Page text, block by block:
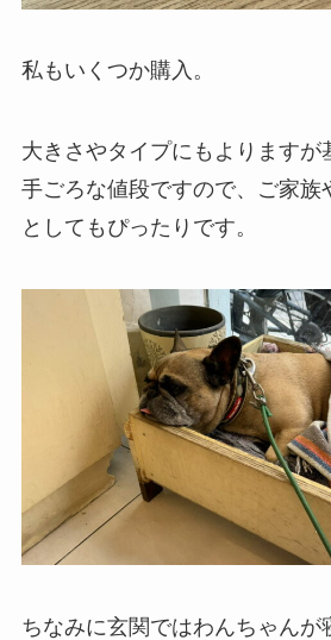
私もいくつか購入。
大きさやタイプにもよりますが
手ごろな値段ですので、ご家族
としてもぴったりです。
ちなみに玄関ではわんちゃんが